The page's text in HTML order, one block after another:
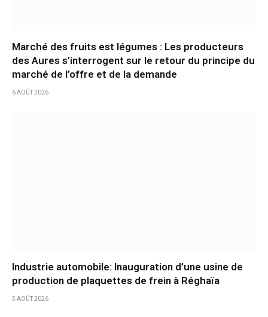
Marché des fruits est légumes : Les producteurs
des Aures s’interrogent sur le retour du principe du
marché de l’offre et de la demande
6 AOÛT 2026
Industrie automobile: Inauguration d’une usine de
production de plaquettes de frein à Réghaïa
5 AOÛT 2026